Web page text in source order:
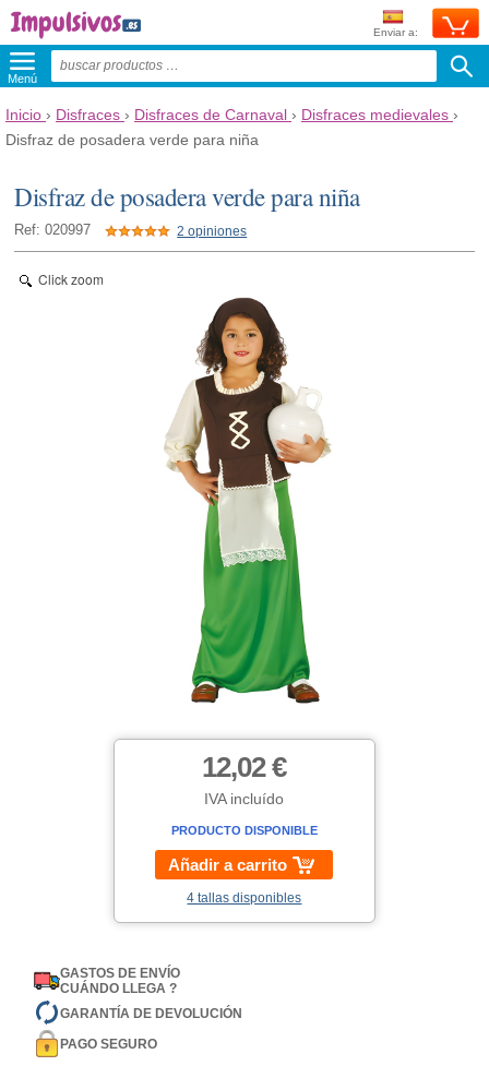
Enviar a:
Menú
Inicio › Disfraces › Disfraces de Carnaval › Disfraces medievales ›
Disfraz de posadera verde para niña
Disfraz de posadera verde para niña
Ref: 020997 2 opiniones
Click zoom
12,02 €
IVA incluído
PRODUCTO DISPONIBLE
Añadir a carrito
4 tallas disponibles
GASTOS DE ENVÍO
CUÁNDO LLEGA ?
GARANTÍA DE DEVOLUCIÓN
PAGO SEGURO